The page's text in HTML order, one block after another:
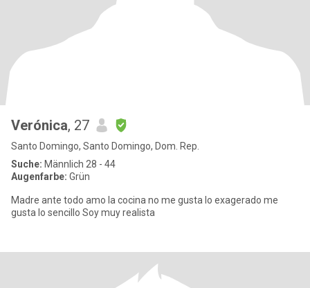
Verónica, 27
Santo Domingo, Santo Domingo, Dom. Rep.
Suche: Männlich 28 - 44
Augenfarbe: Grün
Madre ante todo amo la cocina no me gusta lo exagerado me
gusta lo sencillo Soy muy realista